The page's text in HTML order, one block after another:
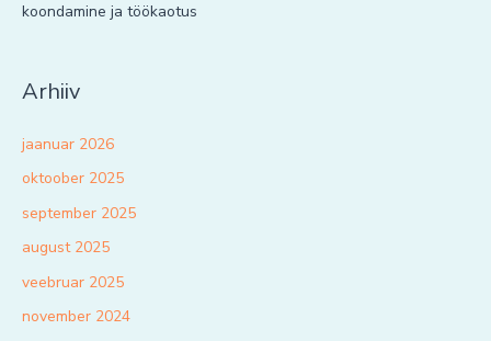
koondamine ja töökaotus
Arhiiv
jaanuar 2026
oktoober 2025
september 2025
august 2025
veebruar 2025
november 2024